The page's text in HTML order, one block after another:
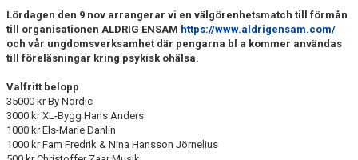
DAMALLSVENSKAN
SVENSKA CUPEN DAM
Lördagen den 9 nov arrangerar vi en välgörenhetsmatch till förmån
till organisationen ALDRIG ENSAM https://www.aldrigensam.com/
och vår ungdomsverksamhet där pengarna bl a kommer användas
till föreläsningar kring psykisk ohälsa.
Valfritt belopp
35000 kr By Nordic
3000 kr XL-Bygg Hans Anders
1000 kr Els-Marie Dahlin
1000 kr Fam Fredrik & Nina Hansson Jörnelius